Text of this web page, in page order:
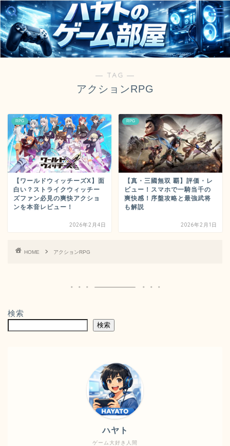
― TAG ―
アクションRPG
RPG
【ワールドウィッチーズX】面
白い？ストライクウィッチー
ズファン必見の爽快アクショ
ンを本音レビュー！
2026年2月4日
RPG
【真・三國無双 覇】評価・レ
ビュー！スマホで一騎当千の
爽快感！序盤攻略と最強武将
も解説
2026年2月1日
HOME アクションRPG
検索
検索
ゲーム大好き人間
ハヤト